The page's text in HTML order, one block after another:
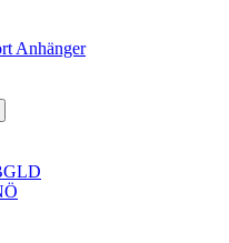
Anhänger